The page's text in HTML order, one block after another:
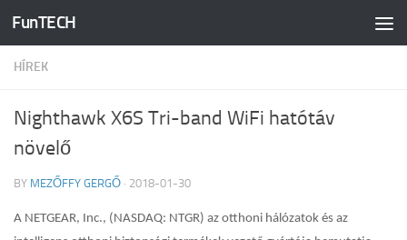
Skip to content
FunTECH
HÍREK
Nighthawk X6S Tri-band WiFi hatótáv
növelő
BY MEZŐFFY GERGŐ · 2018-01-30
A NETGEAR, Inc., (NASDAQ: NTGR) az otthoni hálózatok és az